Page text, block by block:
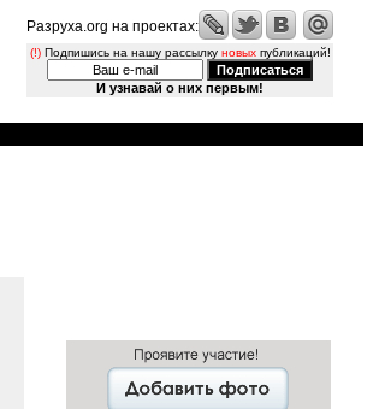
Разруха.org на проектах:
(!)Подпишись на нашу рассылку новыхпубликаций!
И узнавай о них первым!